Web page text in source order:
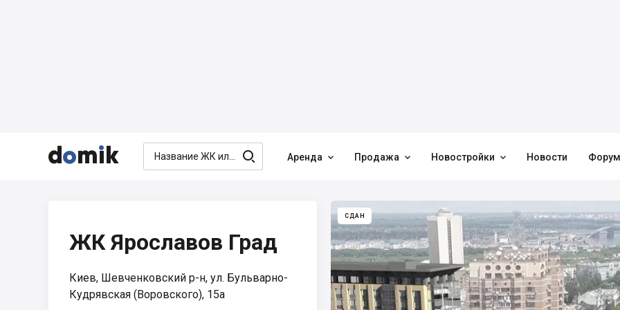


  Аренда  Продажа  Новостройки  Новости Форум
СДАН
ЖК Ярославов Град
Киев, Шевченковский р-н, ул. Бульварно-
Кудрявская (Воровского), 15а